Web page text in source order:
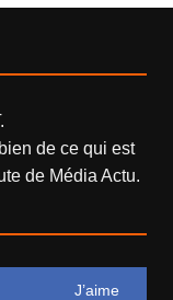
de ce qui est
de Média Actu.
J’aime